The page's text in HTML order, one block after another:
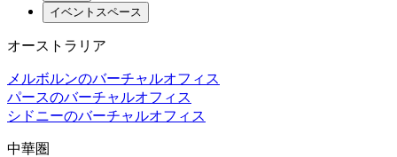
イベントスペース
オーストラリア
メルボルンのバーチャルオフィス
パースのバーチャルオフィス
シドニーのバーチャルオフィス
中華圏